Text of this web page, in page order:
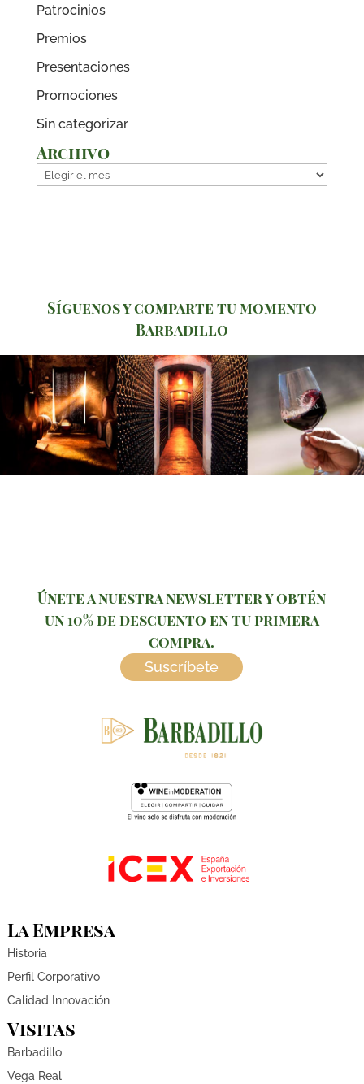
Patrocinios
Premios
Presentaciones
Promociones
Sin categorizar
Archivo
Archivo
Síguenos y comparte tu momento
Barbadillo
Únete a nuestra newsletter y obtén
un 10% de descuento en tu primera
compra.
Suscríbete
La Empresa
Historia
Perfil Corporativo
Calidad Innovación
Visitas
Barbadillo
Vega Real